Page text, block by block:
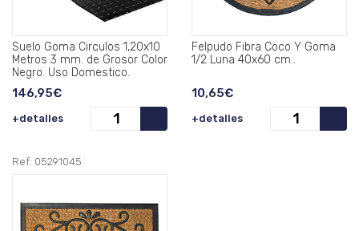
Suelo Goma Circulos 1,20x10
Metros 3 mm. de Grosor Color
Negro. Uso Domestico.
146,95€
+detalles
Felpudo Fibra Coco Y Goma
1/2 Luna 40x60 cm..
10,65€
+detalles
Ref: 05291045